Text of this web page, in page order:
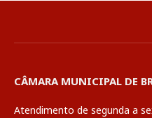
CÂMARA MUNICIPAL DE
Atendimento de segunda a